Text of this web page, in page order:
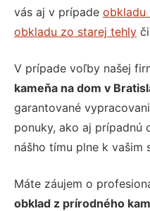
vás aj v prípade obkladu
obkladu zo starej tehly
V prípade voľby našej
kameňa na dom v
garantované
ponuky, ako aj prípadnú
nášho tímu plne k vašim
Máte záujem o
obklad z prírodného